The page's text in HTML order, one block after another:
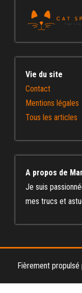
Vie du site
Contact
Mentions légales
Tous les articles
A propos de
Je suis
mes trucs et
Fièrement propulsé